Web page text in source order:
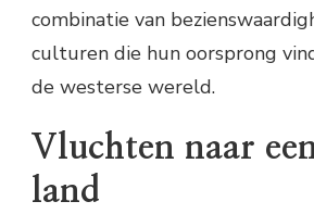
combinatie van
culturen die hun oorsprong
de westerse wereld.
Vluchten naar
land